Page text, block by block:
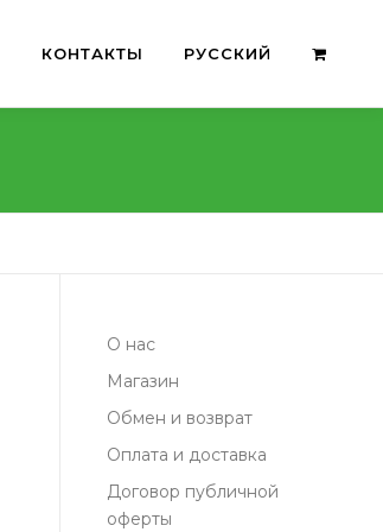
КОНТАКТЫ РУССКИЙ
О нас
Магазин
Обмен и возврат
Оплата и доставка
Договор публичной
оферты